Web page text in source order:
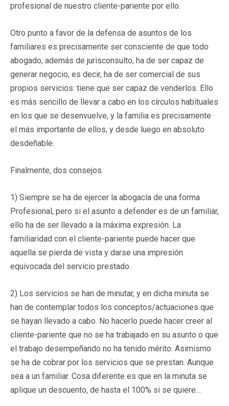
profesional de nuestro cliente-pariente por ello.
Otro punto a favor de la defensa de asuntos de los
familiares es precisamente ser consciente de que todo
abogado, además de jurisconsulto, ha de ser capaz de
generar negocio, es decir, ha de ser comercial de sus
propios servicios: tiene que ser capaz de venderlos. Ello
es más sencillo de llevar a cabo en los círculos habituales
en los que se desenvuelve, y la familia es precisamente
el más importante de ellos, y desde luego en absoluto
desdeñable.
Finalmente, dos consejos.
1) Siempre se ha de ejercer la abogacía de una forma
Profesional, pero si el asunto a defender es de un familiar,
ello ha de ser llevado a la máxima expresión. La
familiaridad con el cliente-pariente puede hacer que
aquella se pierda de vista y darse una impresión
equivocada del servicio prestado.
2) Los servicios se han de minutar, y en dicha minuta se
han de contemplar todos los conceptos/actuaciones que
se hayan llevado a cabo. No hacerlo puede hacer creer al
cliente-pariente que no se ha trabajado en su asunto o que
el trabajo desempeñando no ha tenido mérito. Asimismo
se ha de cobrar por los servicios que se prestan. Aunque
sea a un familiar. Cosa diferente es que en la minuta se
aplique un descuento, de hasta el 100% si se quiere…